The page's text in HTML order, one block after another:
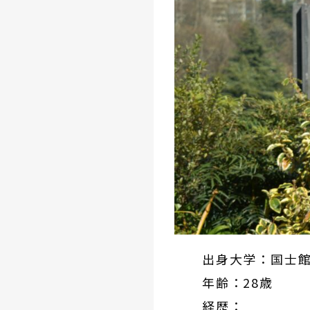
出身大学：国士
年齢：28歳
経歴：